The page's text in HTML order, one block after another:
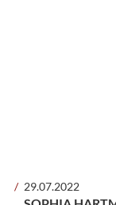
29.07.2022